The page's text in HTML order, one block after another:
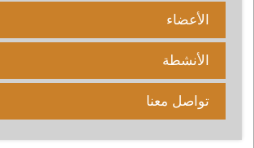
الأعضاء
الأنشطة
تواصل معنا